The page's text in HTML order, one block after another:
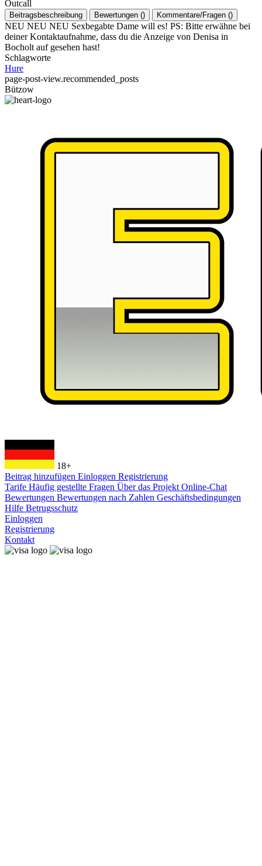
Outcall
Beitragsbeschreibung Bewertungen () Kommentare/Fragen ()
NEU NEU NEU Sexbegabte Dame will es! PS: Bitte erwähne bei
deiner Kontaktaufnahme, dass du die Anzeige von Denisa in
Bocholt auf gesehen hast!
Schlagworte
Hure
page-post-view.recommended_posts
Bützow
18+
Beitrag hinzufügen Einloggen Registrierung
Tarife Häufig gestellte Fragen Über das Projekt Online-Chat
Bewertungen Bewertungen nach Zahlen Geschäftsbedingungen
Hilfe Betrugsschutz
Einloggen
Registrierung
Kontakt